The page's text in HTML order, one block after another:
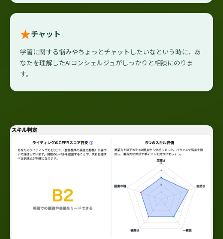
★チャット
学習に関する悩みやちょっとチャットしたいなという時に、あ
なたを理解したAIコンシェルジュがしっかりと相談にのりま
す。